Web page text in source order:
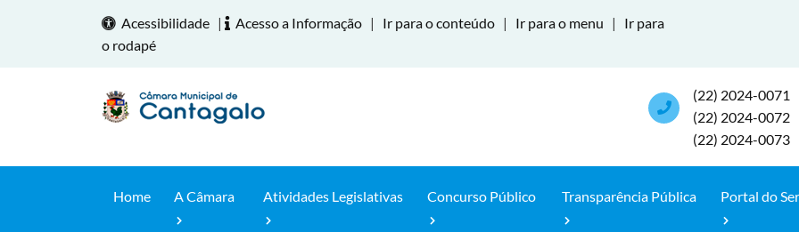
Acessibilidade | Acesso a Informação | Ir para o conteúdo | Ir para o menu |
Ir para
o rodapé
(22) 2024-0071
(22) 2024-0072
(22) 2024-0073
Home A Câmara Atividades Legislativas Concurso Público Transparência Pública Portal do